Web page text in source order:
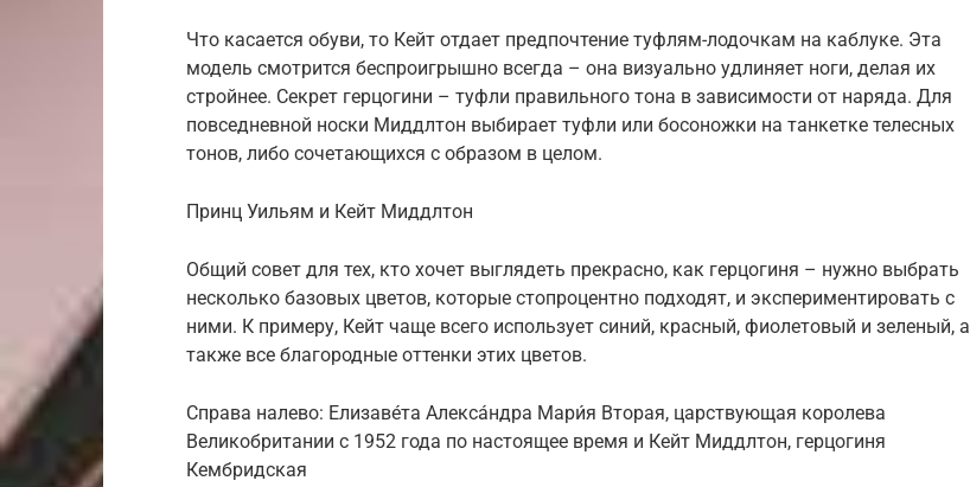
Что касается обуви, то Кейт отдает предпочтение туфлям-лодочкам на каблуке. Эта
модель смотрится беспроигрышно всегда – она визуально удлиняет ноги, делая их
стройнее. Секрет герцогини – туфли правильного тона в зависимости от наряда. Для
повседневной носки Миддлтон выбирает туфли или босоножки на танкетке телесных
тонов, либо сочетающихся с образом в целом.
Принц Уильям и Кейт Миддлтон
Общий совет для тех, кто хочет выглядеть прекрасно, как герцогиня – нужно выбрать
несколько базовых цветов, которые стопроцентно подходят, и экспериментировать с
ними. К примеру, Кейт чаще всего использует синий, красный, фиолетовый и зеленый, а
также все благородные оттенки этих цветов.
Справа налево: Елизаве́та Алекса́ндра Мари́я Вторая, царствующая королева
Великобритании с 1952 года по настоящее время и Кейт Миддлтон, герцогиня
Кембридская